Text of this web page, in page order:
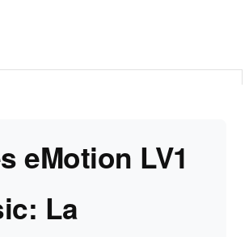
eMotion LV1
La